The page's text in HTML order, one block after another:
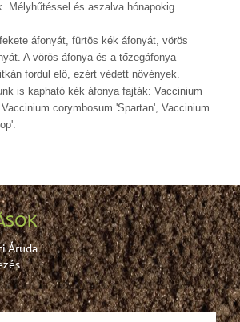
Mélyhűtéssel és aszalva hónapokig
áfonyát, fürtös kék áfonyát, vörös
A vörös áfonya és a tőzegáfonya
fordul elő, ezért védett növények.
is kapható kék áfonya fajták: Vaccinium
corymbosum 'Spartan', Vaccinium
Áruda